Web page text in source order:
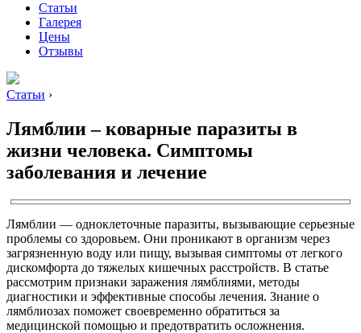
Статьи
Галерея
Цены
Отзывы
Статьи ›
Лямблии – коварные паразиты в
жизни человека. Симптомы
заболевания и лечение
Лямблии — одноклеточные паразиты, вызывающие серьезные
проблемы со здоровьем. Они проникают в организм через
загрязненную воду или пищу, вызывая симптомы от легкого
дискомфорта до тяжелых кишечных расстройств. В статье
рассмотрим признаки заражения лямблиями, методы
диагностики и эффективные способы лечения. Знание о
лямблиозах поможет своевременно обратиться за
медицинской помощью и предотвратить осложнения.